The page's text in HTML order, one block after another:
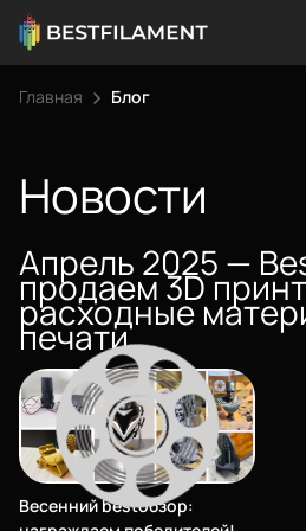
Главная Блог
Новости
Апрель 2025 —
продаем 3D
расходные
печати
Весенний bestобзор:
Каталог
О нас
Филиалы
Сертификаты
Система скидок
Оплата и доставка
Для крупных 3D-печатников
Политика конфиденциальности